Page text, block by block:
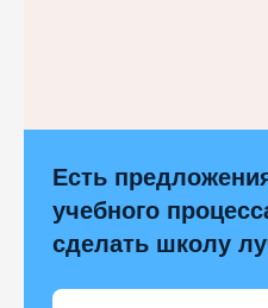
Есть
учебного
сделать школу